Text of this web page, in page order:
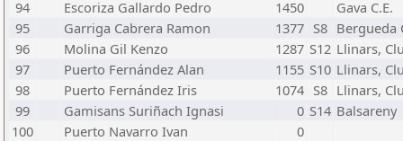
94
Escoriza Gallardo Pedro 1450
Gava C.E.
95
Garriga Cabrera Ramon 1377 S8 Bergueda
96
Molina Gil Kenzo 1287 S12 Llinars,
97
Puerto Fernández Alan 1155 S10 Llinars,
98
Puerto Fernández Iris 1074 S8 Llinars,
99
Gamisans Suriñach Ignasi 0 S14 Balsareny
100
Puerto Navarro Ivan
0